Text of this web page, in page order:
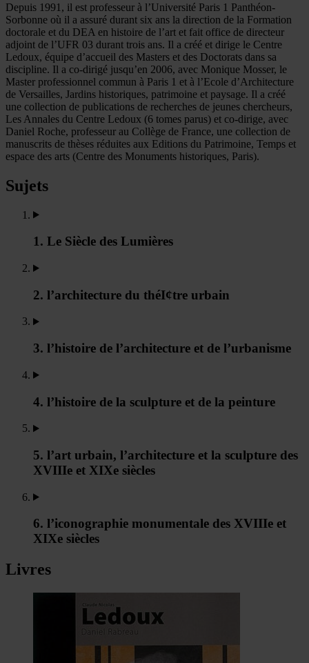
Depuis 1991, il est professeur à l’Université Paris 1 Panthéon-
Sorbonne où il a assuré durant six ans la direction de la Formation
doctorale et du DEA en histoire de l’art et fait office de directeur
adjoint de l’UFR 03 durant trois ans. Il a créé et dirige le Centre
Ledoux, équipe d’accueil des Masters et des Doctorats dans sa
discipline. Il a co-dirigé jusqu’en 2006, avec Monique Mosser, le
Master professionnel commun à Paris 1 et à l’Ecole d’Architecture
de Versailles, Jardins historiques, patrimoine et paysage. Il a créé
une collection de publications de recherches de jeunes chercheurs,
Les Annales du Centre Ledoux (6 tomes parus) et co-dirige, avec
Daniel Roche, professeur au Collège de France, une collection de
manuscrits de thèses réduites aux Editions du Patrimoine, Temps et
espace des arts (Centre des Monuments historiques, Paris).
Sujets
1. Le Siècle des Lumières
2. l’architecture du théI¢tre urbain
3. l’histoire de l’architecture et de l’urbanisme
4. l’histoire de la sculpture et de la peinture
5. l’art urbain, l’architecture et la sculpture des
XVIIIe et XIXe siècles
6. l’iconographie monumentale des XVIIIe et
XIXe siècles
Livres